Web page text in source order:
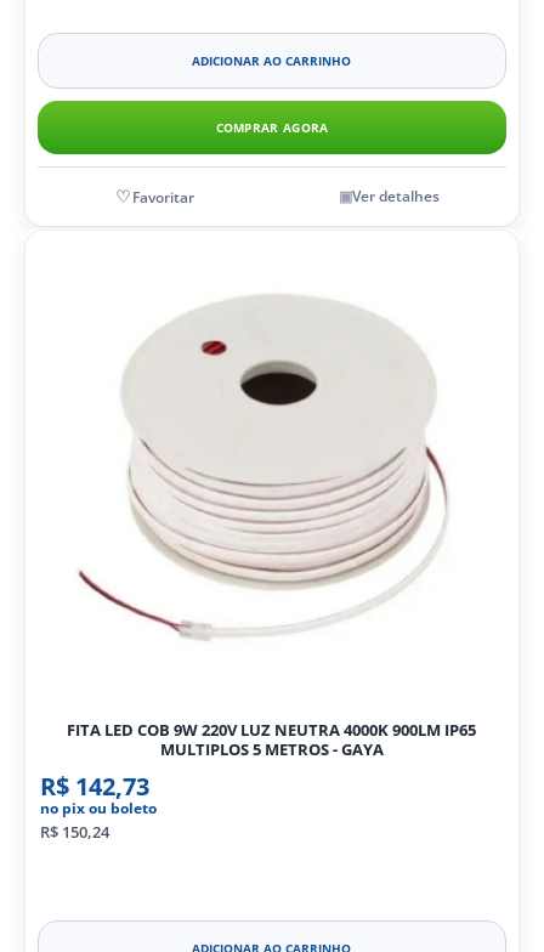
ADICIONAR AO CARRINHO
COMPRAR AGORA
Ver detalhes
FITA LED COB 9W 220V LUZ NEUTRA 4000K 900LM IP65
MULTIPLOS 5 METROS - GAYA
R$ 142,73
no pix ou boleto
R$ 150,24